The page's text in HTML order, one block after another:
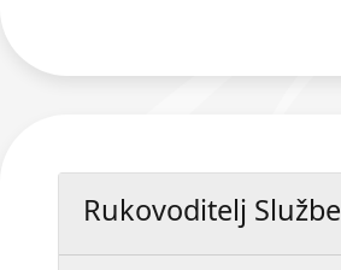
Rukovoditelj Službe